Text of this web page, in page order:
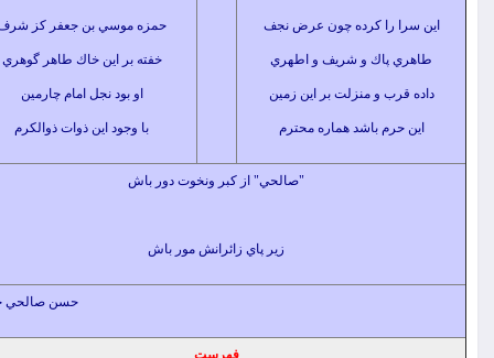
را كرده چون عرض نجف
پاك و شريف و اطهري
و منزلت بر اين زمين
حرم باشد هماره محترم
حمزه موسي بن جعفر كز شرف
خفته بر اين خاك طاهر گوهري
او بود نجل امام چارمين
با وجود اين ذوات ذوالکرم
"صالحي" از كبر ونخوت دور باش
زير پاي زائرانش مور باش
حسن صالحي خميني